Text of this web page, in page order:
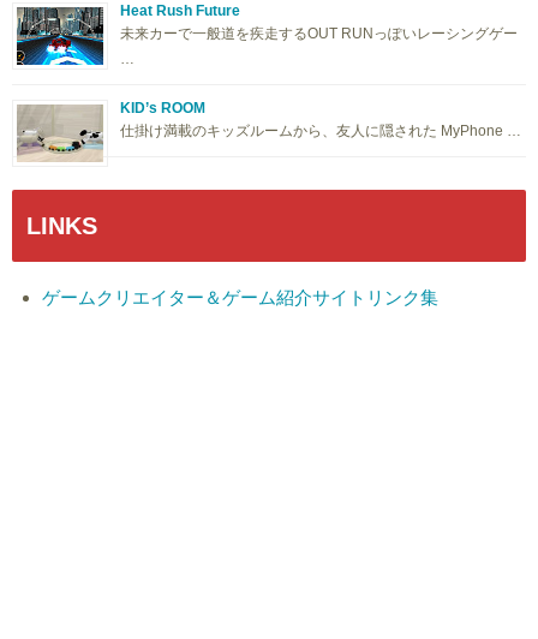
Heat Rush Future
未来カーで一般道を疾走するOUT RUNっぽいレーシングゲー
…
KID’s ROOM
仕掛け満載のキッズルームから、友人に隠された MyPhone …
LINKS
ゲームクリエイター＆ゲーム紹介サイトリンク集